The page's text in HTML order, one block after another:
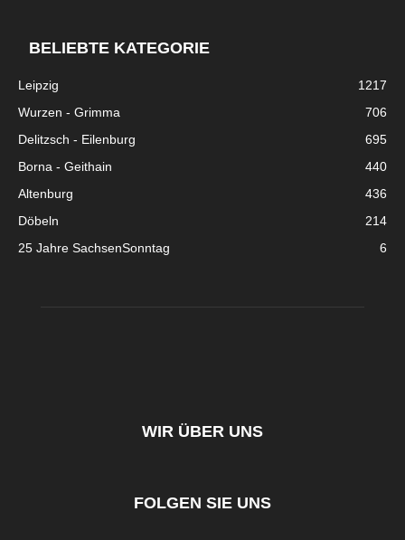
BELIEBTE KATEGORIE
Leipzig
1217
Wurzen - Grimma
706
Delitzsch - Eilenburg
695
Borna - Geithain
440
Altenburg
436
Döbeln
214
25 Jahre SachsenSonntag
6
WIR ÜBER UNS
FOLGEN SIE UNS